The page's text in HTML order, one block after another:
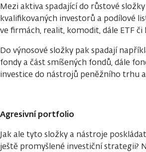
Mezi aktiva spadající do růstové
kvalifikovaných investorů a podílové
ve firmách, realit, komodit, dále ETF
Do výnosové složky pak spadají
fondy a část smíšených fondů, dále
investice do nástrojů peněžního trhu
Agresivní portfolio
Jak ale tyto složky a nástroje
ještě promyšlené investiční strategii?